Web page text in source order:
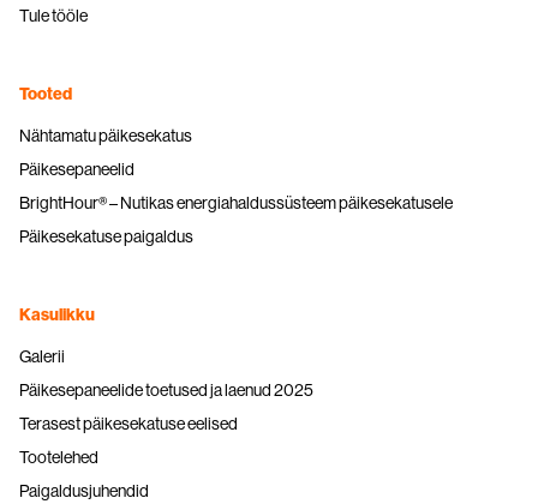
Tule tööle
Tooted
Nähtamatu päikesekatus
Päikesepaneelid
BrightHour® – Nutikas energiahaldussüsteem päikesekatusele
Päikesekatuse paigaldus
Kasulikku
Galerii
Päikesepaneelide toetused ja laenud 2025
Terasest päikesekatuse eelised
Tootelehed
Paigaldusjuhendid